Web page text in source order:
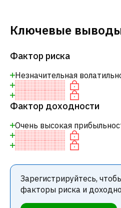
Ключевые
Фактор риска
Незначительная
Фактор доходности
Очень высокая
Зарегистрируйтесь,
факторы риска и